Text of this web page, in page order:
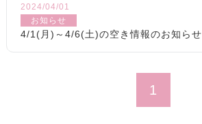
2024/04/01
お知らせ
4/1(月)～4/6(土)の空き情報のお知らせ
1